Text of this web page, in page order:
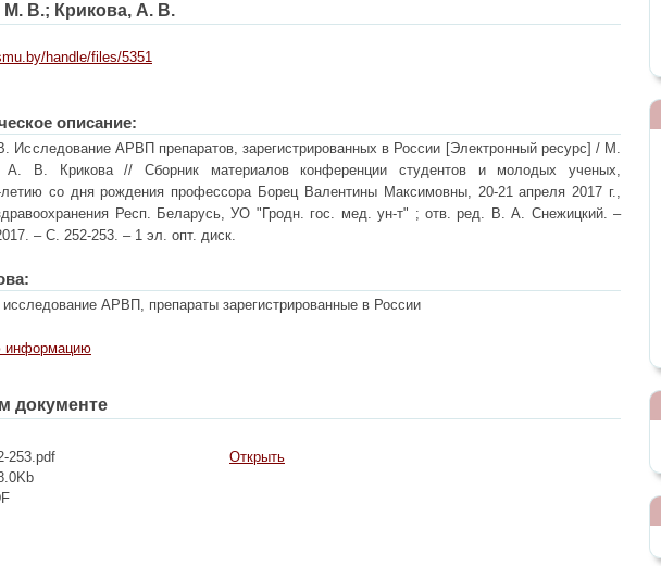
М. В.; Крикова, А. В.
handle/files/5351
описание:
Исследование АРВП препаратов, зарегистрированных в России [Электронный ресурс] / М.
А. В. Крикова // Сборник материалов конференции студентов и молодых ученых,
со дня рождения профессора Борец Валентины Максимовны, 20-21 апреля 2017 г.,
Респ. Беларусь, УО "Гродн. гос. мед. ун-т" ; отв. ред. В. А. Снежицкий. –
– С. 252-253. – 1 эл. опт. диск.
АРВП, препараты зарегистрированные в России
информацию
документе
253.pdf
Открыть